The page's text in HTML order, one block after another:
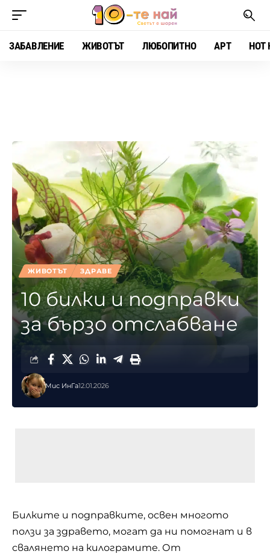
ЗАБАВЛЕНИЕ ЖИВОТЪТ ЛЮБОПИТНО АРТ HOT
ЖИВОТЪТ ЗДРАВЕ
10 билки и подправки
за бързо отслабване
Мис ИнГа12.01.2026
Билките и подправките, освен многото
ползи за здравето, могат да ни помогнат и в
свалянето на килограмите. От